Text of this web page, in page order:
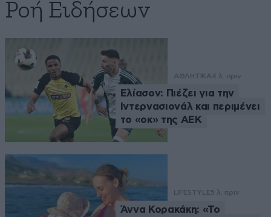
Ροή Ειδήσεων
ΑΘΛΗΤΙΚΑ4 λ. πριν
Ελίασον: Πιέζει για την
Ιντερνασιονάλ και περιμένει
το «οκ» της ΑΕΚ
LIFESTYLE5 λ. πριν
Άννα Κορακάκη: «Το